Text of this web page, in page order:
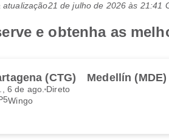
atualização21 de julho de 2026 às 21:41
e obtenha as
(CTG) Medellín (MDE)
6 de ago. Direto
Wingo